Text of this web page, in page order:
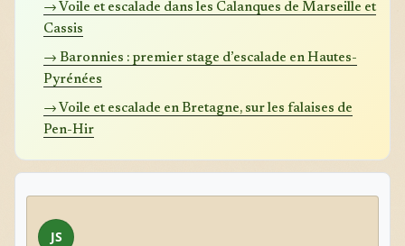
→ Voile et escalade dans les Calanques de Marseille et
Cassis
→ Baronnies : premier stage d’escalade en Hautes-
Pyrénées
→ Voile et escalade en Bretagne, sur les falaises de
Pen-Hir
JS